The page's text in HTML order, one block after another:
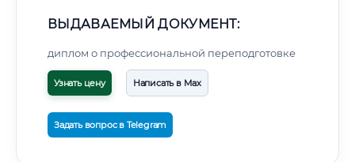
ВЫДАВАЕМЫЙ ДОКУМЕНТ:
диплом о профессиональной переподготовке
Узнать цену Написать в Max
Задать вопрос в Telegram